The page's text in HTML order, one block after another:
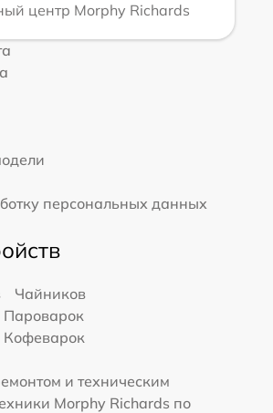
центр Morphy Richards
персональных данных
Чайников
Пароварок
Кофеварок
и техническим
Morphy Richards по